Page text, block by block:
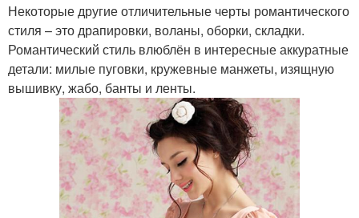
Некоторые другие отличительные черты романтического
стиля – это драпировки, воланы, оборки, складки.
Романтический стиль влюблён в интересные аккуратные
детали: милые пуговки, кружевные манжеты, изящную
вышивку, жабо, банты и ленты.